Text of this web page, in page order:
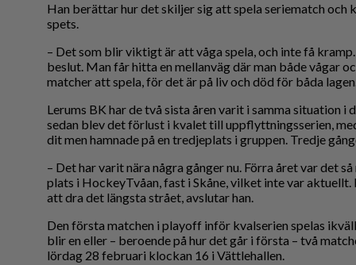
Han berättar hur det skiljer sig att spela seriematch och
spets.
– Det som blir viktigt är att våga spela, och inte få
beslut. Man får hitta en mellanväg där man både vågar
matcher att spela, för det är på liv och död för båda
Lerums BK har de två sista åren varit i samma situation i
sedan blev det förlust i kvalet till uppflyttningsserien,
dit men hamnade på en tredjeplats i gruppen. Tredje
– Det har varit nära några gånger nu. Förra året var det
plats i HockeyTvåan, fast i Skåne, vilket inte var
att dra det längsta strået, avslutar han.
Den första matchen i playoff inför kvalserien spelas
blir en eller – beroende på hur det går i första – två
lördag 28 februari klockan 16 i Vättlehallen.